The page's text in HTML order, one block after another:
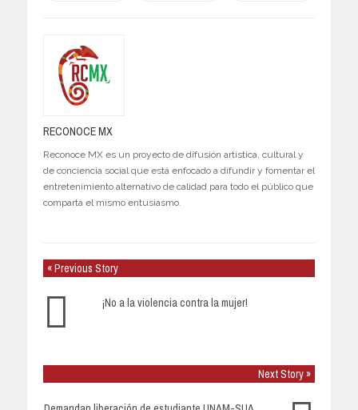
RECONOCE MX
Reconoce MX es un proyecto de difusión artística, cultural y
de conciencia social que está enfocado a difundir y fomentar el
entretenimiento alternativo de calidad para todo el público que
comparta el mismo entusiasmo.
« Previous Story
¡No a la violencia contra la mujer!
Next Story »